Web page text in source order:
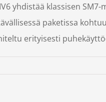
yhdistää klassisen
paketissa
erityisesti